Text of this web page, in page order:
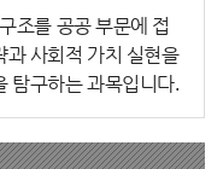
조를 공공 부문에 접
과 사회적 가치 실현을
탐구하는 과목입니다.